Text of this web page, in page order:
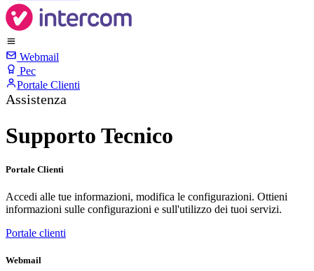
Webmail
Pec
Portale Clienti
Assistenza
Supporto Tecnico
Portale Clienti
Accedi alle tue informazioni, modifica le configurazioni. Ottieni
informazioni sulle configurazioni e sull'utilizzo dei tuoi servizi.
Portale clienti
Webmail